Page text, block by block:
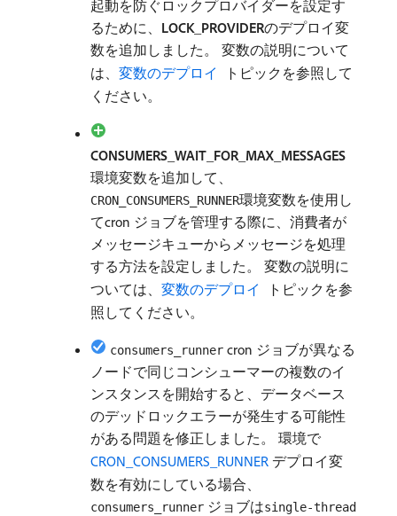
起動を防ぐロックプロバイダーを設定す
るために、 LOCK_PROVIDER​のデプロイ変
数を追加しました。 変数の説明について
は、 変数のデプロイ ​
トピックを参照して
ください。
CONSUMERS_WAIT_FOR_MAX_MESSAGES
環境変数を追加して、
CRON_CONSUMERS_RUNNER環境変数を使用し
てcron ジョブを管理する際に、消費者が
メッセージキューからメッセージを処理
する方法を設定しました。 変数の説明に
ついては、 変数のデプロイ ​
トピックを参
照してください。
consumers_runner cron ジョブが異なる
ノードで同じコンシューマーの複数のイ
ンスタンスを開始すると、データベース
のデッドロックエラーが発生する可能性
がある問題を修正しました。 環境で​
CRON_CONSUMERS_RUNNER デプロイ変
数を有効にしている場合、
consumers_runner ジョブはsingle-thread